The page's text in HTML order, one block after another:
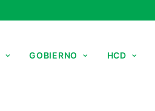
GOBIERNO HCD